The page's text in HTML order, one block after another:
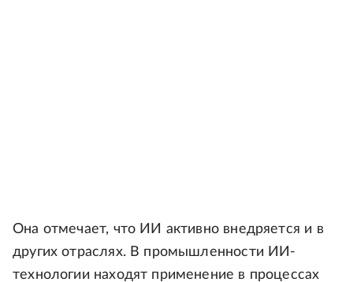
Она отмечает, что ИИ активно внедряется и в
других отраслях. В промышленности ИИ-
технологии находят применение в процессах